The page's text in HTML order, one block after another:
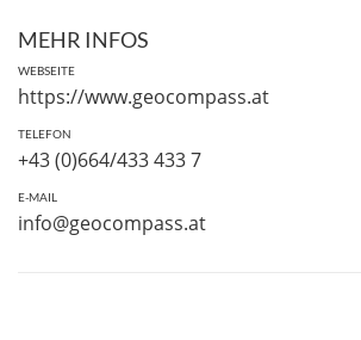
MEHR INFOS
WEBSEITE
https://www.geocompass.at
TELEFON
+43 (0)664/433 433 7
E-MAIL
info@geocompass.at